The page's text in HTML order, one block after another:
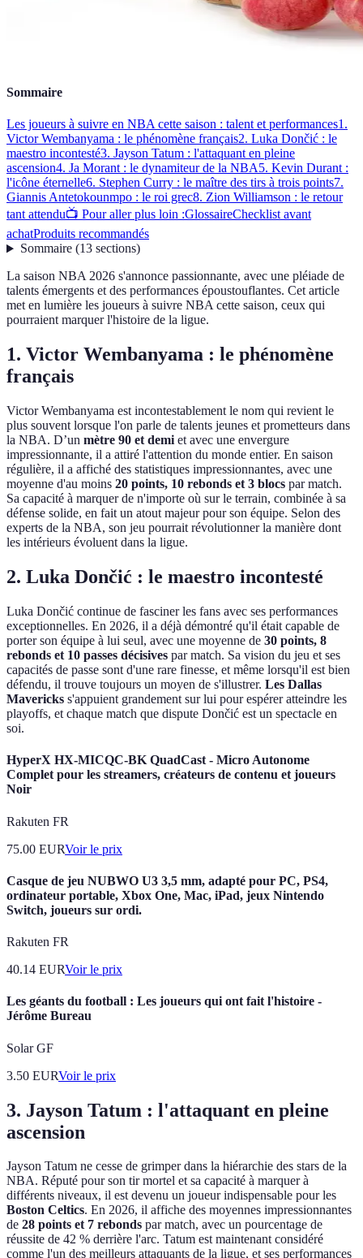
Sommaire
Les joueurs à suivre en NBA cette saison : talent et performances1.
Victor Wembanyama : le phénomène français2. Luka Dončić : le
maestro incontesté3. Jayson Tatum : l'attaquant en pleine
ascension4. Ja Morant : le dynamiteur de la NBA5. Kevin Durant :
l'icône éternelle6. Stephen Curry : le maître des tirs à trois points7.
Giannis Antetokounmpo : le roi grec8. Zion Williamson : le retour
tant attendu📺 Pour aller plus loin :GlossaireChecklist avant
achatProduits recommandés
Sommaire(13 sections)
La saison NBA 2026 s'annonce passionnante, avec une pléiade de
talents émergents et des performances époustouflantes. Cet article
met en lumière les joueurs à suivre NBA cette saison, ceux qui
pourraient marquer l'histoire de la ligue.
1. Victor Wembanyama : le phénomène
français
Victor Wembanyama est incontestablement le nom qui revient le
plus souvent lorsque l'on parle de talents jeunes et prometteurs dans
la NBA. D’un mètre 90 et demi et avec une envergure
impressionnante, il a attiré l'attention du monde entier. En saison
régulière, il a affiché des statistiques impressionnantes, avec une
moyenne d'au moins 20 points, 10 rebonds et 3 blocs par match.
Sa capacité à marquer de n'importe où sur le terrain, combinée à sa
défense solide, en fait un atout majeur pour son équipe. Selon des
experts de la NBA, son jeu pourrait révolutionner la manière dont
les intérieurs évoluent dans la ligue.
2. Luka Dončić : le maestro incontesté
Luka Dončić continue de fasciner les fans avec ses performances
exceptionnelles. En 2026, il a déjà démontré qu'il était capable de
porter son équipe à lui seul, avec une moyenne de 30 points, 8
rebonds et 10 passes décisives par match. Sa vision du jeu et ses
capacités de passe sont d'une rare finesse, et même lorsqu'il est bien
défendu, il trouve toujours un moyen de s'illustrer. Les Dallas
Mavericks s'appuient grandement sur lui pour espérer atteindre les
playoffs, et chaque match que dispute Dončić est un spectacle en
soi.
HyperX HX-MICQC-BK QuadCast - Micro Autonome
Complet pour les streamers, créateurs de contenu et joueurs
Noir
Rakuten FR
75.00 EURVoir le prix
Casque de jeu NUBWO U3 3,5 mm, adapté pour PC, PS4,
ordinateur portable, Xbox One, Mac, iPad, jeux Nintendo
Switch, joueurs sur ordi.
Rakuten FR
40.14 EURVoir le prix
Les géants du football : Les joueurs qui ont fait l'histoire -
Jérôme Bureau
Solar GF
3.50 EURVoir le prix
3. Jayson Tatum : l'attaquant en pleine
ascension
Jayson Tatum ne cesse de grimper dans la hiérarchie des stars de la
NBA. Réputé pour son tir mortel et sa capacité à marquer à
différents niveaux, il est devenu un joueur indispensable pour les
Boston Celtics. En 2026, il affiche des moyennes impressionnantes
de 28 points et 7 rebonds par match, avec un pourcentage de
réussite de 42 % derrière l'arc. Tatum est maintenant considéré
comme l'un des meilleurs attaquants de la ligue, et ses performances